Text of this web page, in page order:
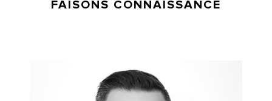
FAISONS CONNAISSANCE